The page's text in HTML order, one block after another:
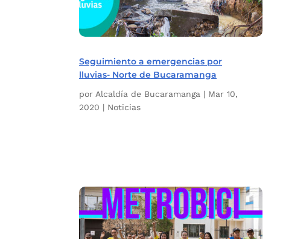
Seguimiento a emergencias por
lluvias- Norte de Bucaramanga
por Alcaldía de Bucaramanga | Mar 10,
2020 | Noticias